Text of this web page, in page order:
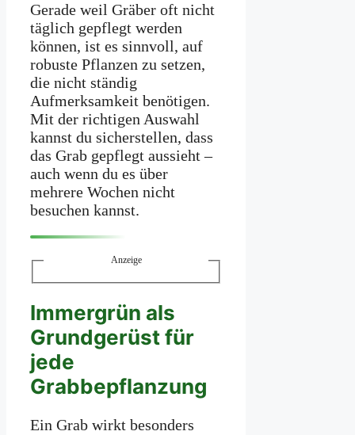
Gerade weil Gräber oft nicht
täglich gepflegt werden
können, ist es sinnvoll, auf
robuste Pflanzen zu setzen,
die nicht ständig
Aufmerksamkeit benötigen.
Mit der richtigen Auswahl
kannst du sicherstellen, dass
das Grab gepflegt aussieht –
auch wenn du es über
mehrere Wochen nicht
besuchen kannst.
Anzeige
Immergrün als
Grundgerüst für
jede
Grabbepflanzung
Ein Grab wirkt besonders